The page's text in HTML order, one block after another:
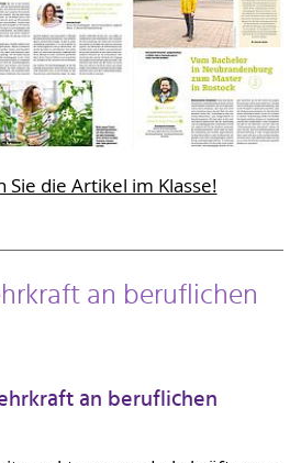
Sie die Artikel im Klasse!
an beruflichen
an beruflichen